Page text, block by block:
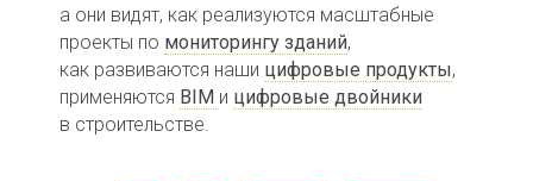
а они видят, как реализуются масштабные
проекты по мониторингу зданий,
как развиваются наши цифровые продукты,
применяются BIM и цифровые двойники
в строительстве.